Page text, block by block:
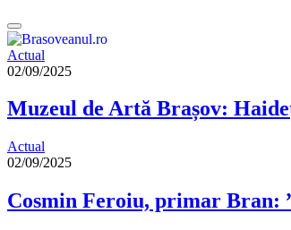
Actual
02/09/2025
Muzeul de Artă Brașov:
Actual
02/09/2025
Cosmin Feroiu, primar Bran: